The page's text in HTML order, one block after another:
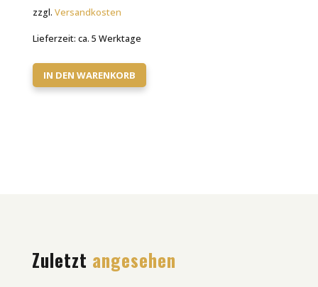
zzgl.Versandkosten
Lieferzeit:ca. 5 Werktage
IN DEN WARENKORB
Zuletzt angesehen